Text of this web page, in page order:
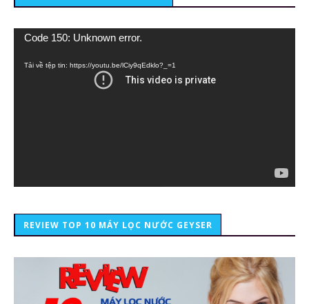
Trình
Code 150: Unknown error.
Tải về tệp tin: https://youtu.be/lCiy9qEdklo?_=1
REVIEW TOP 10 MÁY LỌC NƯỚC GEYSER